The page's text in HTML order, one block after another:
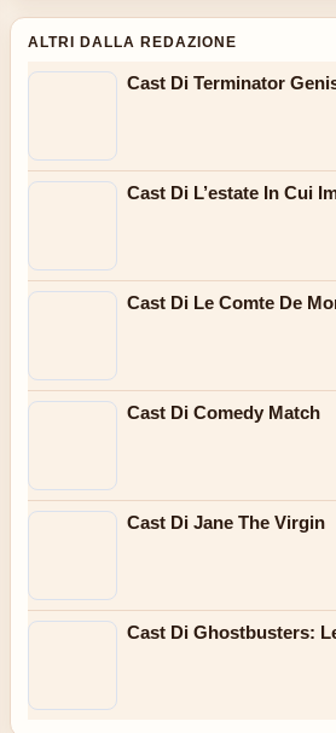
ALTRI DALLA REDAZIONE
Cast Di Terminator
Cast Di L’estate In Cui
Cast Di Le Comte De
Cast Di Comedy Match
Cast Di Jane The Virgin
Cast Di Ghostbusters: